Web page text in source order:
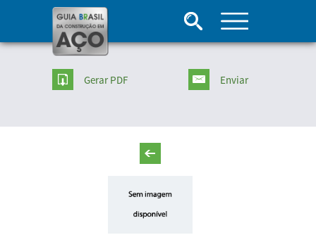
Gerar PDF Enviar